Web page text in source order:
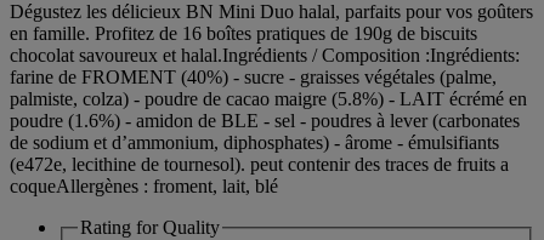
Dégustez les délicieux BN Mini Duo halal, parfaits pour vos goûters
en famille. Profitez de 16 boîtes pratiques de 190g de biscuits
chocolat savoureux et halal.Ingrédients / Composition :Ingrédients:
farine de FROMENT (40%) - sucre - graisses végétales (palme,
palmiste, colza) - poudre de cacao maigre (5.8%) - LAIT écrémé en
poudre (1.6%) - amidon de BLE - sel - poudres à lever (carbonates
de sodium et d’ammonium, diphosphates) - ârome - émulsifiants
(e472e, lecithine de tournesol). peut contenir des traces de fruits a
coqueAllergènes : froment, lait, blé
Rating forQuality